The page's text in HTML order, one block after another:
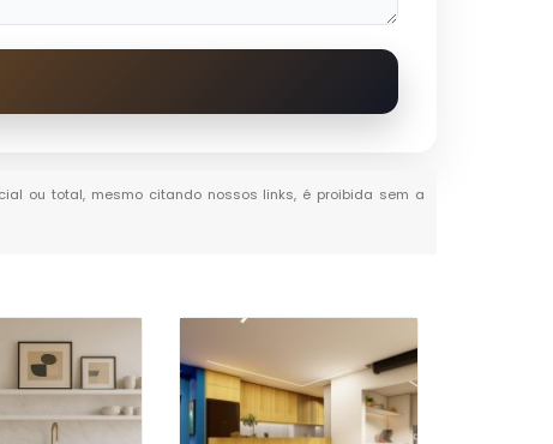
ou total, mesmo citando nossos links, é proibida sem a